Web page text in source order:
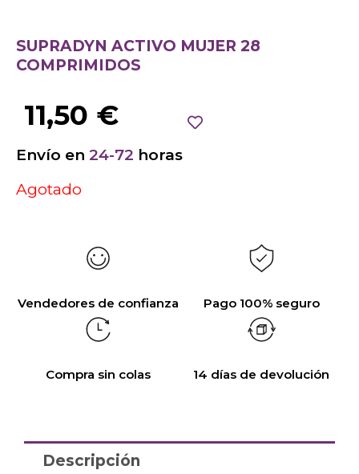
SUPRADYN ACTIVO MUJER 28
COMPRIMIDOS
11,50 €
Envío en 24-72 horas
Agotado
Vendedores de confianza Pago 100% seguro
Compra sin colas 14 días de devolución
Descripción